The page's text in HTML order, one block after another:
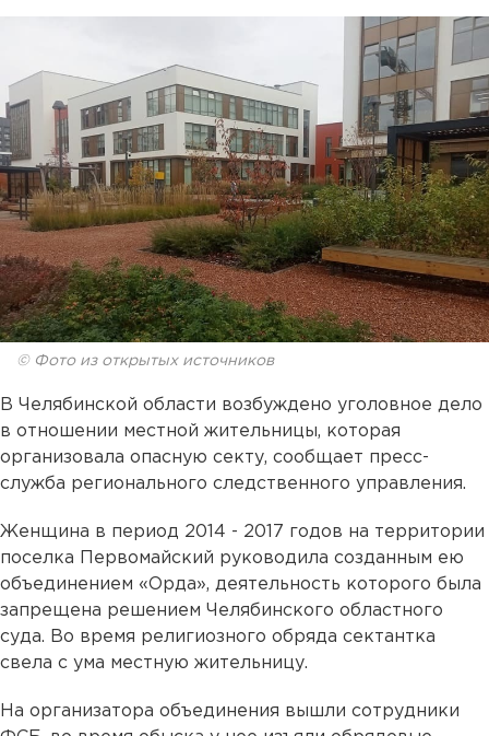
© Фото из открытых источников
В Челябинской области возбуждено уголовное дело
в отношении местной жительницы, которая
организовала опасную секту, сообщает пресс-
служба регионального следственного управления.
Женщина в период 2014 - 2017 годов на территории
поселка Первомайский руководила созданным ею
объединением «Орда», деятельность которого была
запрещена решением Челябинского областного
суда. Во время религиозного обряда сектантка
свела с ума местную жительницу.
На организатора объединения вышли сотрудники